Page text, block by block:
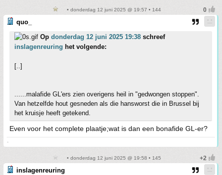
• donderdag 12 juni 2025 @ 19:57 • 144
quo_
Op donderdag 12 juni 2025 19:38 schreef
inslagenreuring het volgende:
[..]
......malafide GL'ers zien overigens heil in "gedwongen stoppen".
Van hetzelfde hout gesneden als die hansworst die in Brussel bij
het kruisje heeft getekend.
Even voor het complete plaatje;wat is dan een bonafide GL-er?
-
• donderdag 12 juni 2025 @ 19:58 • 145
inslagenreuring